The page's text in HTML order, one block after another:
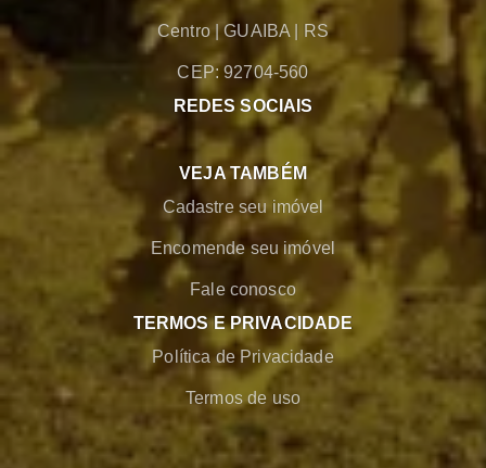
Centro |GUAIBA RS
CEP: 92704-560
REDES SOCIAIS
VEJA TAMBÉM
Cadastre seu imóvel
Encomende seu imóvel
Fale conosco
TERMOS E PRIVACIDADE
Política de Privacidade
Termos de uso